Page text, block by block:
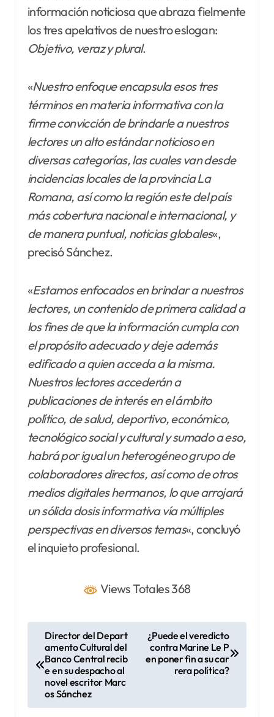
información noticiosa que abraza fielmente
los tres apelativos de nuestro eslogan:
Objetivo, veraz y plural.
«Nuestro enfoque encapsula esos tres
términos en materia informativa con la
firme convicción de brindarle a nuestros
lectores un alto estándar noticioso en
diversas categorías, las cuales van desde
incidencias locales de la provincia La
Romana, así como la región este del país
más cobertura nacional e internacional, y
de manera puntual, noticias globales«,
precisó Sánchez.
«Estamos enfocados en brindar a nuestros
lectores, un contenido de primera calidad a
los fines de que la información cumpla con
el propósito adecuado y deje además
edificado a quien acceda a la misma.
Nuestros lectores accederán a
publicaciones de interés en el ámbito
político, de salud, deportivo, económico,
tecnológico social y cultural y sumado a eso,
habrá por igual un heterogéneo grupo de
colaboradores directos, así como de otros
medios digitales hermanos, lo que arrojará
un sólida dosis informativa vía múltiples
perspectivas en diversos temas«, concluyó
el inquieto profesional.
Views Totales 368
g
Director del Depart
amento Cultural del
Banco Central recib
e en su despacho al
novel escritor Marc
os Sánchez
¿Puede el veredicto
contra Marine Le P
en poner fin a su car
rera política?